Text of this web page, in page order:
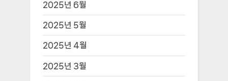
2025년 6월
2025년 5월
2025년 4월
2025년 3월